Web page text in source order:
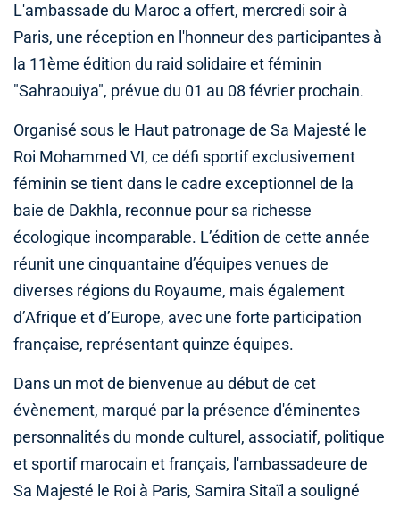
L'ambassade du Maroc a offert, mercredi soir à
Paris, une réception en l'honneur des participantes à
la 11ème édition du raid solidaire et féminin
"Sahraouiya", prévue du 01 au 08 février prochain.
Organisé sous le Haut patronage de Sa Majesté le
Roi Mohammed VI, ce défi sportif exclusivement
féminin se tient dans le cadre exceptionnel de la
baie de Dakhla, reconnue pour sa richesse
écologique incomparable. L’édition de cette année
réunit une cinquantaine d’équipes venues de
diverses régions du Royaume, mais également
d’Afrique et d’Europe, avec une forte participation
française, représentant quinze équipes.
Dans un mot de bienvenue au début de cet
évènement, marqué par la présence d'éminentes
personnalités du monde culturel, associatif, politique
et sportif marocain et français, l'ambassadeure de
Sa Majesté le Roi à Paris, Samira Sitaïl a souligné